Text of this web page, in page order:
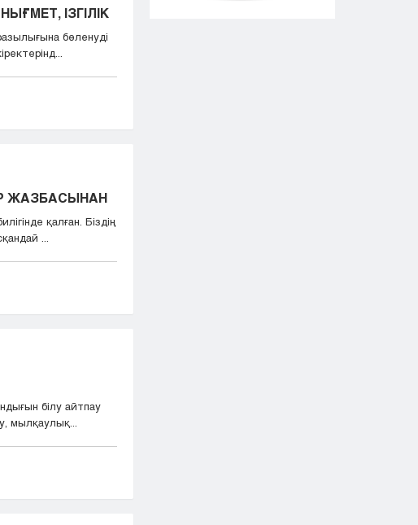
ІЗГІЛІК
бөленуді
ЖАЗБАСЫНАН
қалған. Біздің
...
білу айтпау
мылқаулық...